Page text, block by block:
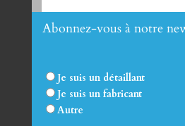
Abonnez-vous à notre
Je suis un détaillant
Je suis un fabricant
Autre